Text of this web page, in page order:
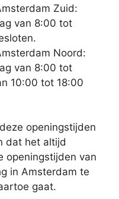
Zuid:
van 8:00 tot
Noord:
van 8:00 tot
10:00 tot 18:00
openingstijden
dat het altijd
openingstijden van
in Amsterdam te
gaat.